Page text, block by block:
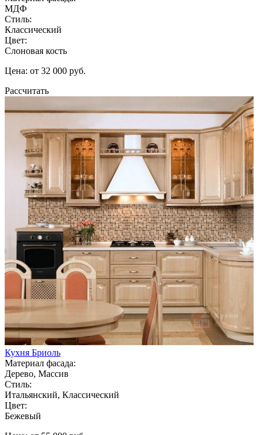
МДФ
Стиль:
Классический
Цвет:
Слоновая кость
Цена: от 32 000 руб.
Рассчитать
Кухня Бриоль
Материал фасада:
Дерево, Массив
Стиль:
Итальянский, Классический
Цвет:
Бежевый